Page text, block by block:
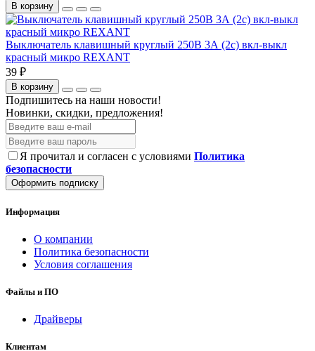
В корзину
Выключатель клавишный круглый 250В 3А (2с) вкл-выкл
красный микро REXANT
39 ₽
В корзину
Подпишитесь на наши новости!
Новинки, скидки, предложения!
Я прочитал и согласен с условиями Политика
безопасности
Оформить подписку
Информация
О компании
Политика безопасности
Условия соглашения
Файлы и ПО
Драйверы
Клиентам